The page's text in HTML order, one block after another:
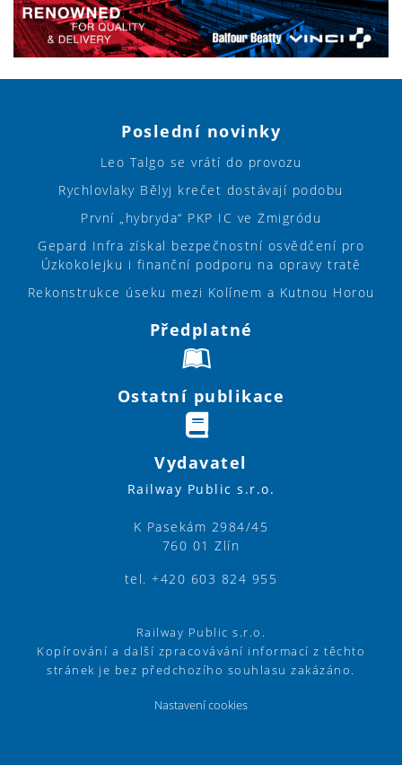
Poslední novinky
Leo Talgo se vrátí do provozu
Rychlovlaky Bělyj krečet dostávají podobu
První „hybryda“ PKP IC ve Żmigródu
Gepard Infra získal bezpečnostní osvědčení pro
Úzkokolejku i finanční podporu na opravy tratě
Rekonstrukce úseku mezi Kolínem a Kutnou Horou
Předplatné
Ostatní publikace
Vydavatel
Railway Public s.r.o.
K Pasekám 2984/45
760 01 Zlín
tel. +420 603 824 955
Railway Public s.r.o.
Kopírování a další zpracovávání informací z těchto
stránek je bez předchozího souhlasu zakázáno.
Nastavení cookies